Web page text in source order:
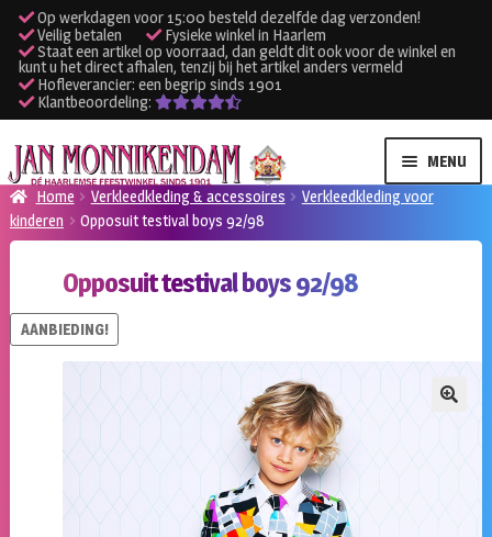
Op werkdagen voor 15:00 besteld dezelfde dag verzonden!
Veilig betalen
Fysieke winkel in Haarlem
Staat een artikel op voorraad, dan geldt dit ook voor de winkel en
kunt u het direct afhalen, tenzij bij het artikel anders vermeld
Hofleverancier: een begrip sinds 1901
Klantbeoordeling:
Ga
door
naar
navigatie
Ga
naar
de
inhoud
MENU
Verhuur kleding
Verhuur apparatuur
Onze winkel
Klantenservice
Inloggen
Home Verkleedkleding & accessoires
Verkleedkleding voor
kinderen
Opposuit testival boys 92/98
Opposuit testival boys 92/98
AANBIEDING!